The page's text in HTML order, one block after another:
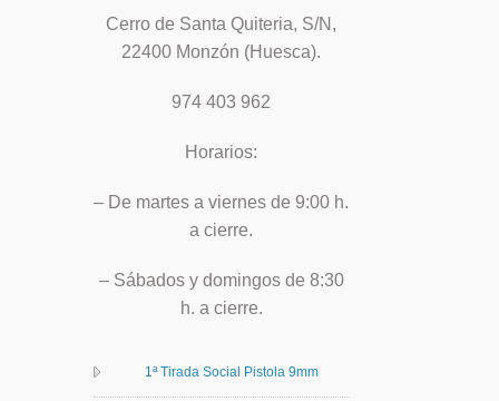
Cerro de Santa Quiteria, S/N,
22400 Monzón (Huesca).
974 403 962
Horarios:
– De martes a viernes de 9:00 h.
a cierre.
– Sábados y domingos de 8:30
h. a cierre.
1ª Tirada Social Pistola 9mm